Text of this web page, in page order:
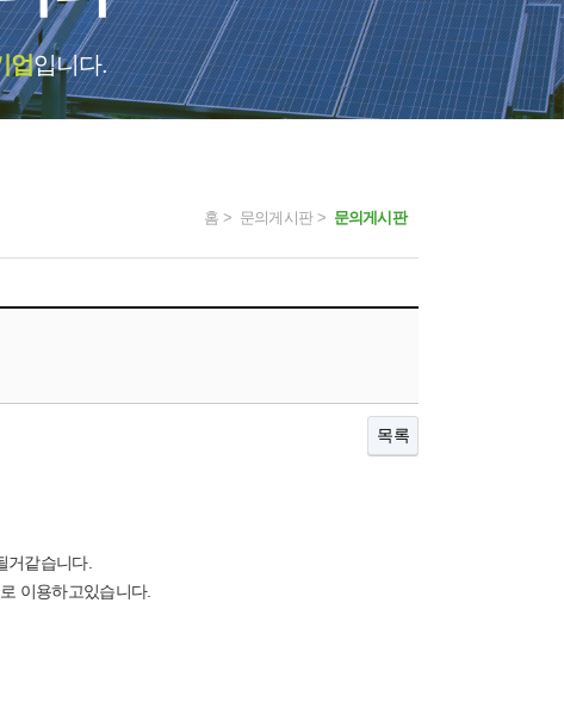
업입니다.
홈 > 문의게시판 > 문의게시판
목록
거같습니다.
이용하고있습니다.